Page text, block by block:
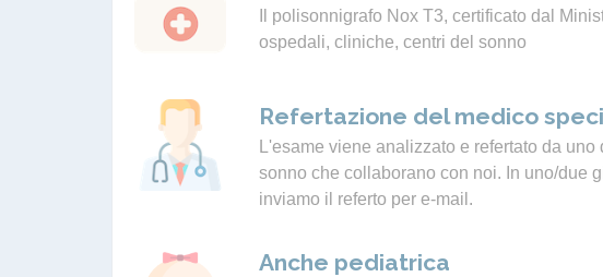
Il polisonnigrafo Nox T3, certificato dal
ospedali, cliniche, centri del sonno
Refertazione del medico
L'esame viene analizzato e refertato da
sonno che collaborano con noi. In uno/due
inviamo il referto per e-mail.
Anche pediatrica